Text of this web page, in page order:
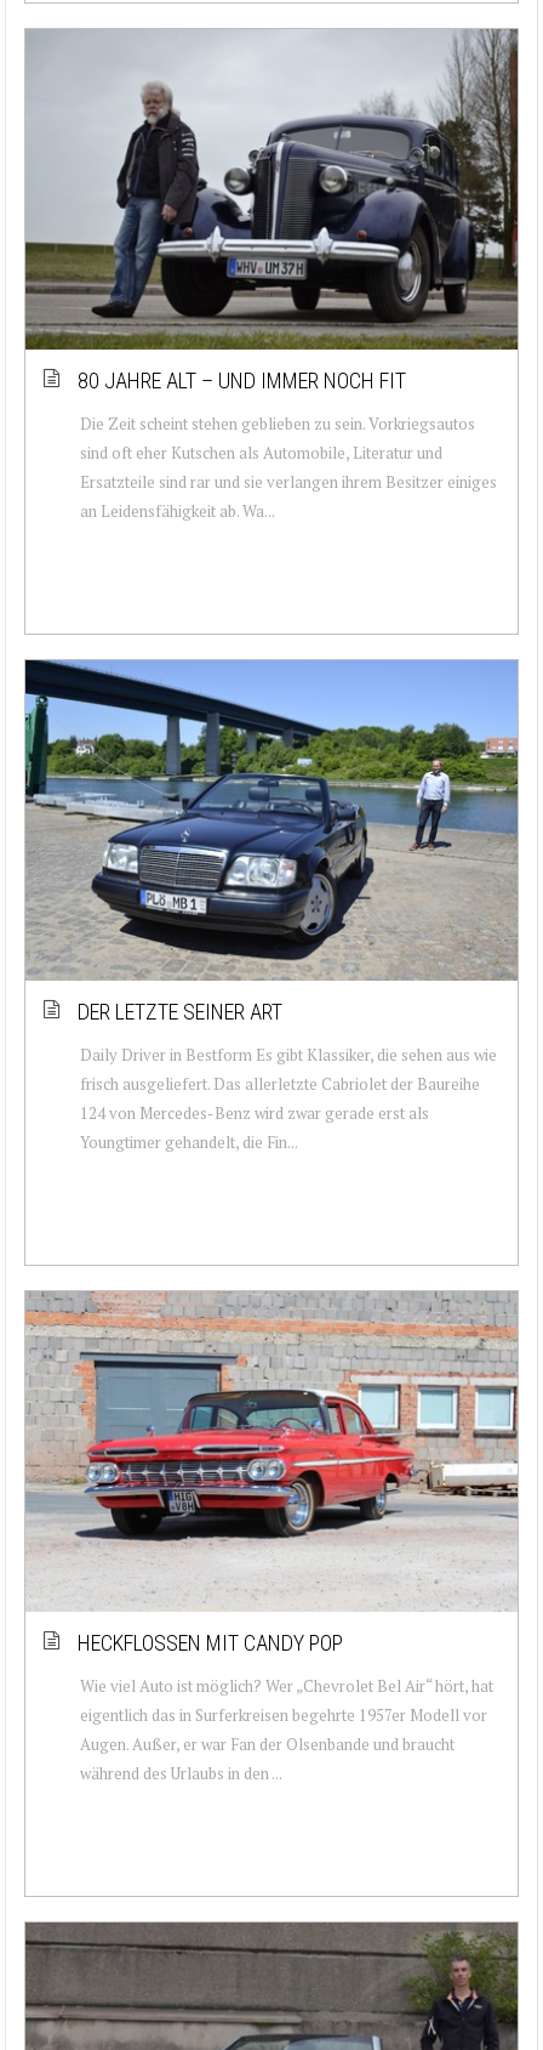
80 JAHRE ALT – UND IMMER NOCH FIT
Die Zeit scheint stehen geblieben zu sein. Vorkriegsautos
sind oft eher Kutschen als Automobile, Literatur und
Ersatzteile sind rar und sie verlangen ihrem Besitzer einiges
an Leidensfähigkeit ab. Wa...
DER LETZTE SEINER ART
Daily Driver in Bestform Es gibt Klassiker, die sehen aus wie
frisch ausgeliefert. Das allerletzte Cabriolet der Baureihe
124 von Mercedes-Benz wird zwar gerade erst als
Youngtimer gehandelt, die Fin...
HECKFLOSSEN MIT CANDY POP
Wie viel Auto ist möglich? Wer „Chevrolet Bel Air“ hört, hat
eigentlich das in Surferkreisen begehrte 1957er Modell vor
Augen. Außer, er war Fan der Olsenbande und braucht
während des Urlaubs in den ...